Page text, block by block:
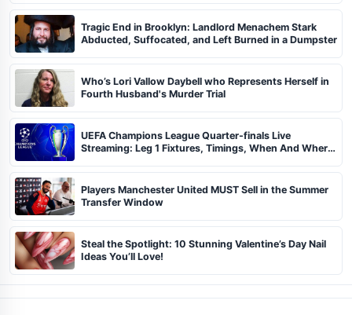
Tragic End in Brooklyn: Landlord Menachem Stark
Abducted, Suffocated, and Left Burned in a Dumpster
Who’s Lori Vallow Daybell who Represents Herself in
Fourth Husband's Murder Trial
UEFA Champions League Quarter-finals Live
Streaming: Leg 1 Fixtures, Timings, When And Where
Players Manchester United MUST Sell in the Summer
Transfer Window
Steal the Spotlight: 10 Stunning Valentine’s Day Nail
Ideas You’ll Love!